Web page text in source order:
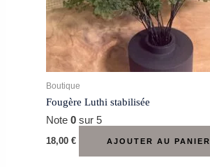
Boutique
Fougère Luthi stabilisée
Note0 sur 5
18,00€ AJOUTER AU PANIER